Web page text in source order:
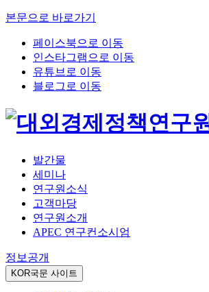
본문으로 바로가기
페이스북으로 이동
인스타그램으로 이동
유튜브로 이동
블로그로 이동
발간물
세미나
연구원소식
고객마당
연구원소개
APEC 연구컨소시엄
정보공개
KOR국문 사이트